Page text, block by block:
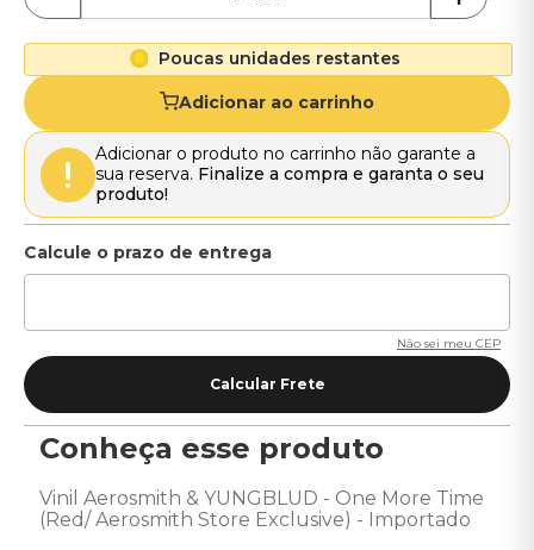
Poucas unidades restantes
Adicionar ao carrinho
Adicionar o produto no carrinho não garante a
sua reserva. Finalize a compra e garanta o seu
produto!
Não sei meu CEP
Conheça esse produto
Vinil Aerosmith & YUNGBLUD - One More Time
(Red/ Aerosmith Store Exclusive) - Importado